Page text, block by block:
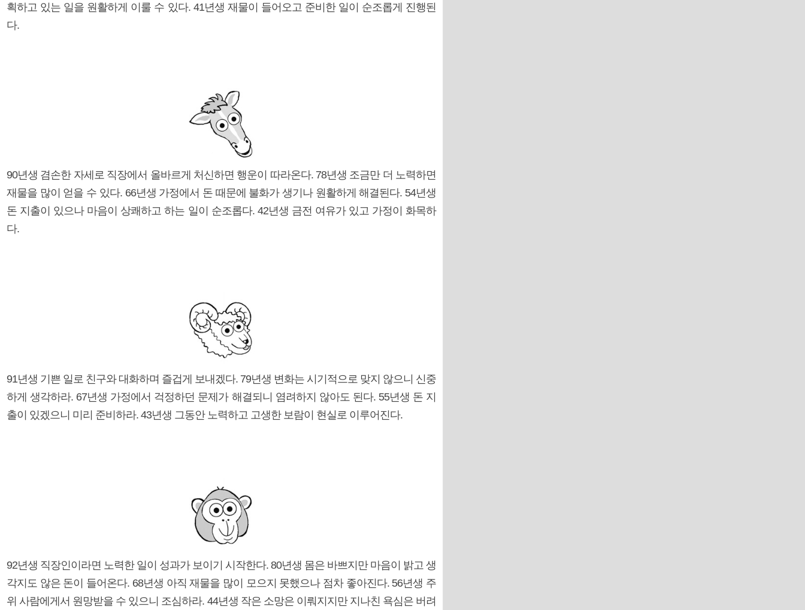
획하고 있는 일을 원활하게 이룰 수 있다. 41년생 재물이 들어오고 준비한 일이 순조롭게 진행된
다.
90년생 겸손한 자세로 직장에서 올바르게 처신하면 행운이 따라온다. 78년생 조금만 더 노력하면
재물을 많이 얻을 수 있다. 66년생 가정에서 돈 때문에 불화가 생기나 원활하게 해결된다. 54년생
돈 지출이 있으나 마음이 상쾌하고 하는 일이 순조롭다. 42년생 금전 여유가 있고 가정이 화목하
다.
91년생 기쁜 일로 친구와 대화하며 즐겁게 보내겠다. 79년생 변화는 시기적으로 맞지 않으니 신중
하게 생각하라. 67년생 가정에서 걱정하던 문제가 해결되니 염려하지 않아도 된다. 55년생 돈 지
출이 있겠으니 미리 준비하라. 43년생 그동안 노력하고 고생한 보람이 현실로 이루어진다.
92년생 직장인이라면 노력한 일이 성과가 보이기 시작한다. 80년생 몸은 바쁘지만 마음이 밝고 생
각지도 않은 돈이 들어온다. 68년생 아직 재물을 많이 모으지 못했으나 점차 좋아진다. 56년생 주
위 사람에게서 원망받을 수 있으니 조심하라. 44년생 작은 소망은 이뤄지지만 지나친 욕심은 버려